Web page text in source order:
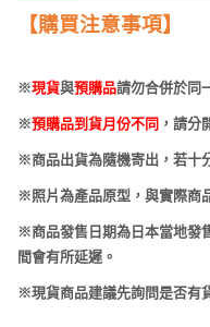
【購買注意事項】
※現貨與預購品請勿合併於同
※預購品到貨月份不同 ，請分
※商品出貨為隨機寄出，若十
※照片為產品原型，與實際商
※商品發售日期為日本當地發
間會有所延遲。
※現貨商品建議先詢問是否有